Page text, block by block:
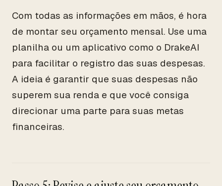
Com todas as informações em mãos, é hora
de montar seu orçamento mensal. Use uma
planilha ou um aplicativo como o DrakeAI
para facilitar o registro das suas despesas.
A ideia é garantir que suas despesas não
superem sua renda e que você consiga
direcionar uma parte para suas metas
financeiras.